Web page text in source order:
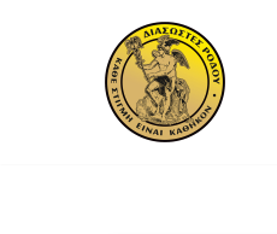
Μεταπηδήστε
περιεχόμενο